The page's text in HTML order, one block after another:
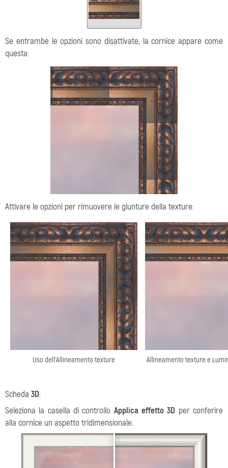
Se entrambe le opzioni sono disattivate, la cornice appare come
questa:
Attivare le opzioni per rimuovere le giunture della texture:
Uso dell'Allineamento texture Allineamento texture e
Scheda 3D:
Seleziona la casella di controllo Applica effetto 3D per conferire
alla cornice un aspetto tridimensionale.